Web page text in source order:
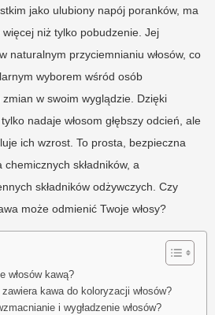
jako ulubiony napój poranków, ma
niż tylko pobudzenie. Jej
naturalnym przyciemnianiu włosów, co
wyborem wśród osób
w swoim wyglądzie. Dzięki
nadaje włosom głębszy odcień, ale
ich wzrost. To prosta, bezpieczna
składników, a
składników odżywczych. Czy
może odmienić Twoje włosy?
włosów kawą?
kawa do koloryzacji włosów?
i wygładzenie włosów?